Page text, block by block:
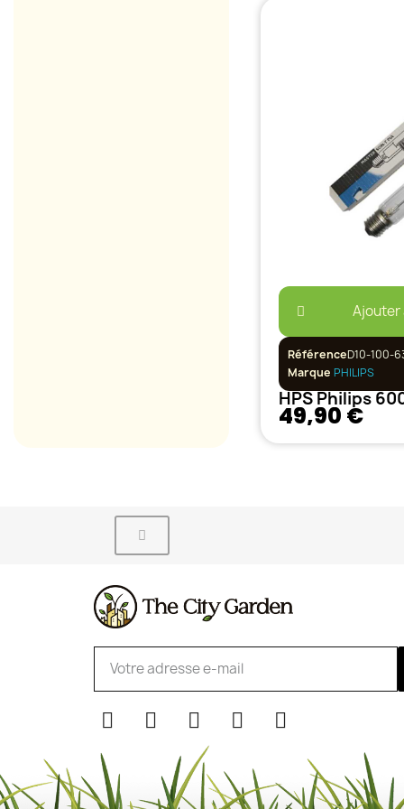
Ajouter
RéférenceD10-100-
Marque PHILIPS
49,90 €